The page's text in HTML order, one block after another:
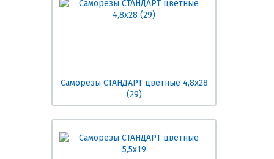
Саморезы СТАНДАРТ цветные 4,8х28
(29)